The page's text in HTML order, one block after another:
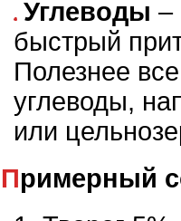
Углеводы –
быстрый
Полезнее
углеводы,
или
Примерный